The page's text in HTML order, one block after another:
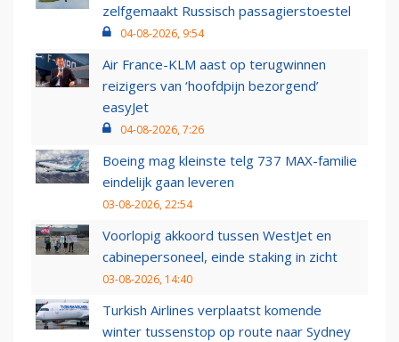
zelfgemaakt Russisch passagierstoestel
04-08-2026, 9:54
Air France-KLM aast op terugwinnen
reizigers van ‘hoofdpijn bezorgend’
easyJet
04-08-2026, 7:26
Boeing mag kleinste telg 737 MAX-familie
eindelijk gaan leveren
03-08-2026, 22:54
Voorlopig akkoord tussen WestJet en
cabinepersoneel, einde staking in zicht
03-08-2026, 14:40
Turkish Airlines verplaatst komende
winter tussenstop op route naar Sydney